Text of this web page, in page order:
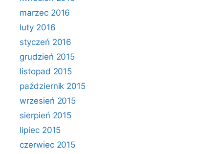
marzec 2016
luty 2016
styczeń 2016
grudzień 2015
listopad 2015
październik 2015
wrzesień 2015
sierpień 2015
lipiec 2015
czerwiec 2015